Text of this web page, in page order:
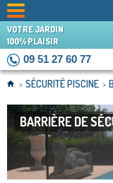
VOTRE JARDIN
100% PLAISIR
09 51 27 60 77
> SÉCURITÉ PISCINE >
BARRIÈRE DE